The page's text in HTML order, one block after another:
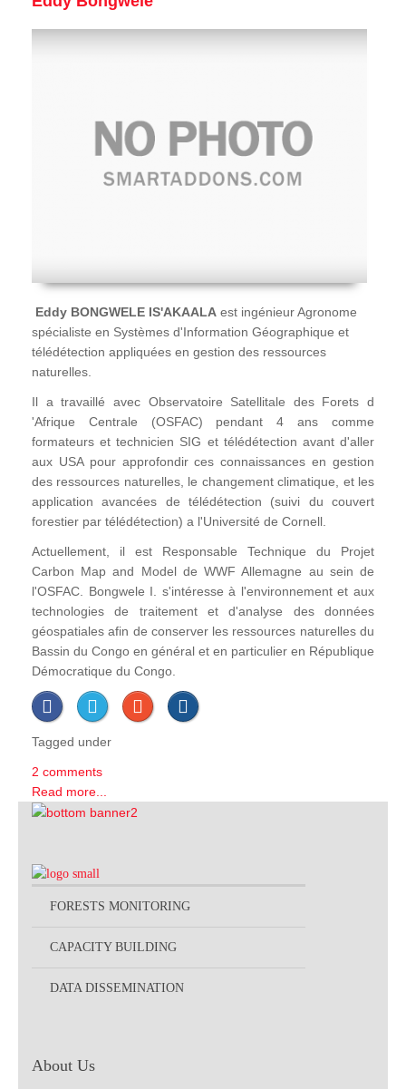
Eddy BONGWELE IS'AKAALA est ingénieur Agronome
spécialiste en Systèmes d'Information Géographique et
télédétection appliquées en gestion des ressources
naturelles.
Il a travaillé avec Observatoire Satellitale des Forets d
'Afrique Centrale (OSFAC) pendant 4 ans comme
formateurs et technicien SIG et télédétection avant d'aller
aux USA pour approfondir ces connaissances en gestion
des ressources naturelles, le changement climatique, et les
application avancées de télédétection (suivi du couvert
forestier par télédétection) a l'Université de Cornell.
Actuellement, il est Responsable Technique du Projet
Carbon Map and Model de WWF Allemagne au sein de
l'OSFAC. Bongwele I. s'intéresse à l'environnement et aux
technologies de traitement et d'analyse des données
géospatiales afin de conserver les ressources naturelles du
Bassin du Congo en général et en particulier en République
Démocratique du Congo.
Tagged under
2 comments
Read more...
FORESTS MONITORING
CAPACITY BUILDING
DATA DISSEMINATION
About Us